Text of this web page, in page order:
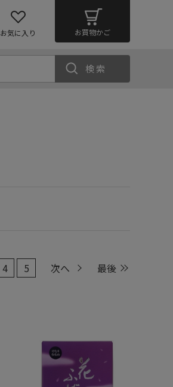
お気に入り お買物かご
検索
4 5 次へ 最後